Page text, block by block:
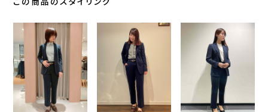
この商品のスタイリング